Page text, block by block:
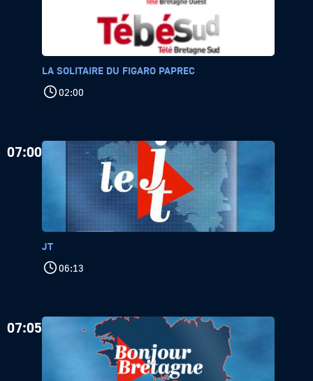
LA SOLITAIRE DU FIGARO PAPREC
02:00
07:00
JT
06:13
07:05